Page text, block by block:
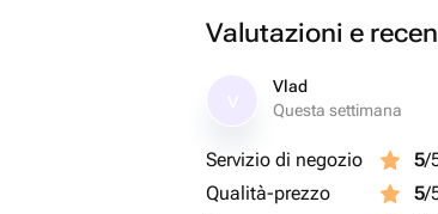
Valutazioni e
Vlad
Questa settimana
Servizio di negozio 5/
Qualità-prezzo
5/